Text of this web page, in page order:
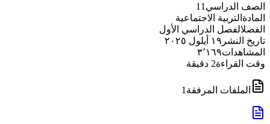
الصف الدراسي 11
المادة التربية الاجتماعية
الفصلالفصل الدراسي الأول
تاريخ النشر ١٩ أيلول ٢٠٢٥
المشاهدات٣٬١٦٩
وقت القراءة2 دقيقة
الملفات المرفقة 1